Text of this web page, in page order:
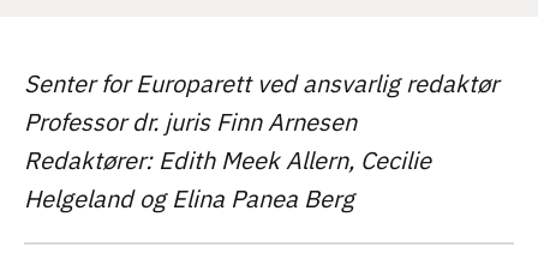
Senter for Europarett ved ansvarlig redaktør
Professor dr. juris Finn Arnesen
Redaktører: Edith Meek Allern, Cecilie
Helgeland og Elina Panea Berg